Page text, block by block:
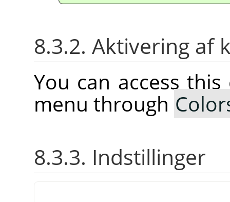
8.3.2. Aktivering af
You can access
menu through
8.3.3. Indstillinger